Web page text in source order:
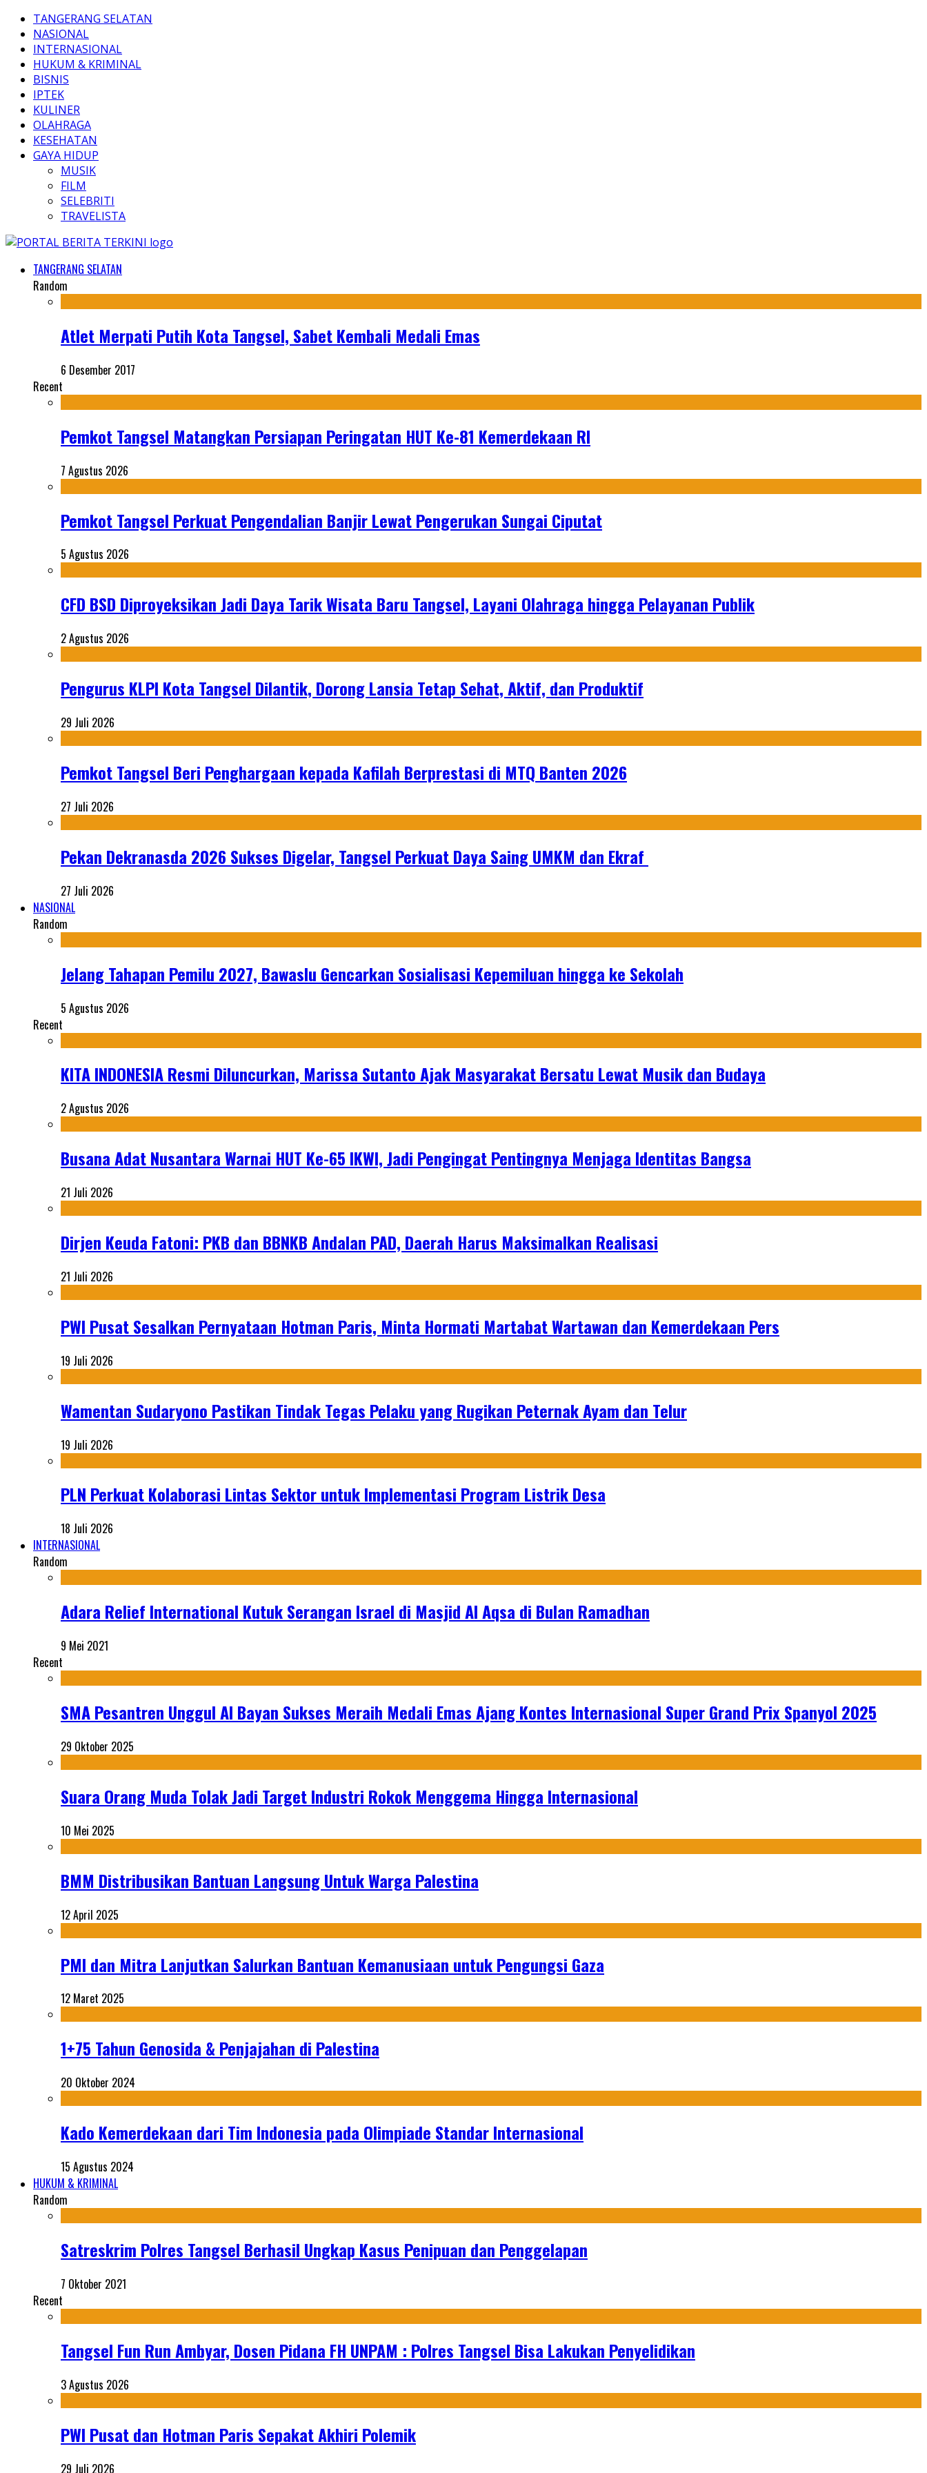
TANGERANG SELATAN
NASIONAL
INTERNASIONAL
HUKUM & KRIMINAL
BISNIS
IPTEK
KULINER
OLAHRAGA
KESEHATAN
GAYA HIDUP
MUSIK
FILM
SELEBRITI
TRAVELISTA
TANGERANG SELATAN
Random
Atlet Merpati Putih Kota Tangsel, Sabet Kembali Medali Emas
6 Desember 2017
Recent
Pemkot Tangsel Matangkan Persiapan Peringatan HUT Ke-81 Kemerdekaan RI
7 Agustus 2026
Pemkot Tangsel Perkuat Pengendalian Banjir Lewat Pengerukan Sungai Ciputat
5 Agustus 2026
CFD BSD Diproyeksikan Jadi Daya Tarik Wisata Baru Tangsel, Layani Olahraga hingga Pelayanan Publik
2 Agustus 2026
Pengurus KLPI Kota Tangsel Dilantik, Dorong Lansia Tetap Sehat, Aktif, dan Produktif
29 Juli 2026
Pemkot Tangsel Beri Penghargaan kepada Kafilah Berprestasi di MTQ Banten 2026
27 Juli 2026
Pekan Dekranasda 2026 Sukses Digelar, Tangsel Perkuat Daya Saing UMKM dan Ekraf
27 Juli 2026
NASIONAL
Random
Jelang Tahapan Pemilu 2027, Bawaslu Gencarkan Sosialisasi Kepemiluan hingga ke Sekolah
5 Agustus 2026
Recent
KITA INDONESIA Resmi Diluncurkan, Marissa Sutanto Ajak Masyarakat Bersatu Lewat Musik dan Budaya
2 Agustus 2026
Busana Adat Nusantara Warnai HUT Ke-65 IKWI, Jadi Pengingat Pentingnya Menjaga Identitas Bangsa
21 Juli 2026
Dirjen Keuda Fatoni: PKB dan BBNKB Andalan PAD, Daerah Harus Maksimalkan Realisasi
21 Juli 2026
PWI Pusat Sesalkan Pernyataan Hotman Paris, Minta Hormati Martabat Wartawan dan Kemerdekaan Pers
19 Juli 2026
Wamentan Sudaryono Pastikan Tindak Tegas Pelaku yang Rugikan Peternak Ayam dan Telur
19 Juli 2026
PLN Perkuat Kolaborasi Lintas Sektor untuk Implementasi Program Listrik Desa
18 Juli 2026
INTERNASIONAL
Random
Adara Relief International Kutuk Serangan Israel di Masjid Al Aqsa di Bulan Ramadhan
9 Mei 2021
Recent
SMA Pesantren Unggul Al Bayan Sukses Meraih Medali Emas Ajang Kontes Internasional Super Grand Prix Spanyol 2025
29 Oktober 2025
Suara Orang Muda Tolak Jadi Target Industri Rokok Menggema Hingga Internasional
10 Mei 2025
BMM Distribusikan Bantuan Langsung Untuk Warga Palestina
12 April 2025
PMI dan Mitra Lanjutkan Salurkan Bantuan Kemanusiaan untuk Pengungsi Gaza
12 Maret 2025
1+75 Tahun Genosida & Penjajahan di Palestina
20 Oktober 2024
Kado Kemerdekaan dari Tim Indonesia pada Olimpiade Standar Internasional
15 Agustus 2024
HUKUM & KRIMINAL
Random
Satreskrim Polres Tangsel Berhasil Ungkap Kasus Penipuan dan Penggelapan
7 Oktober 2021
Recent
Tangsel Fun Run Ambyar, Dosen Pidana FH UNPAM : Polres Tangsel Bisa Lakukan Penyelidikan
3 Agustus 2026
PWI Pusat dan Hotman Paris Sepakat Akhiri Polemik
29 Juli 2026